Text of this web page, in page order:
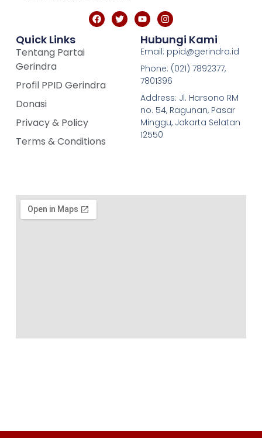
Quick Links
Tentang Partai
Gerindra
Profil PPID Gerindra
Donasi
Privacy & Policy
Terms & Conditions
Hubungi Kami
Email: ppid@gerindra.id
Phone: (021) 7892377,
7801396
Address: Jl. Harsono RM
no. 54, Ragunan, Pasar
Minggu, Jakarta Selatan
12550